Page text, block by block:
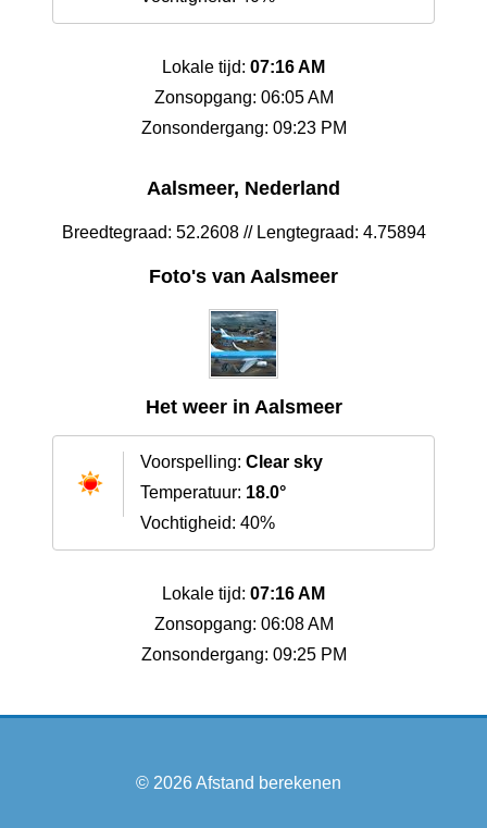
Lokale tijd: 07:16 AM
Zonsopgang: 06:05 AM
Zonsondergang: 09:23 PM
Aalsmeer, Nederland
Breedtegraad: 52.2608 // Lengtegraad: 4.75894
Foto's van Aalsmeer
Het weer in Aalsmeer
Voorspelling: Clear sky
Temperatuur: 18.0°
Vochtigheid: 40%
Lokale tijd: 07:16 AM
Zonsopgang: 06:08 AM
Zonsondergang: 09:25 PM
© 2026Afstand berekenen